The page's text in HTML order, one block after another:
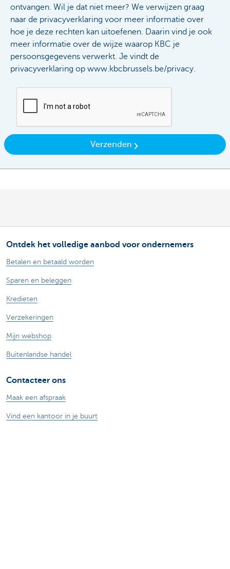
ontvangen. Wil je dat niet meer? We verwijzen graag
naar de privacyverklaring voor meer informatie over
hoe je deze rechten kan uitoefenen. Daarin vind je ook
meer informatie over de wijze waarop KBC je
persoonsgegevens verwerkt. Je vindt de
privacyverklaring op www.kbcbrussels.be/privacy.
Verzenden
Ontdek het volledige aanbod voor ondernemers
Betalen en betaald worden
Sparen en beleggen
Kredieten
Verzekeringen
Mijn webshop
Buitenlandse handel
Contacteer ons
Maak een afspraak
Vind een kantoor in je buurt